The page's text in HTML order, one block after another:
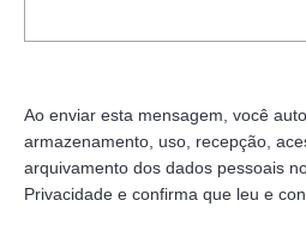
Ao enviar esta mensagem, você
armazenamento, uso, recepção,
arquivamento dos dados pessoais
Privacidade e confirma que leu e